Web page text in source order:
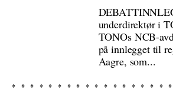
underdirektør i
TONOs NCB-
på innlegget til
Aagre, som...